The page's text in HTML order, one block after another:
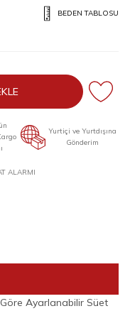
BEDEN TABLOSU
Yurtiçi ve Yurtdışına
Gönderim
ALARMI
Ayarlanabilir Süet